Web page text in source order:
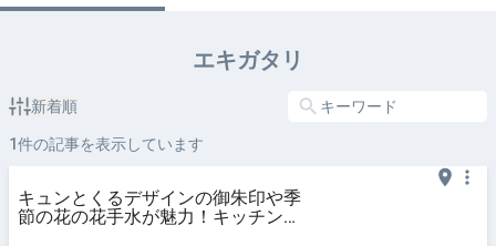
エキガタリ
新着順
1件の記事を表示しています
キュンとくるデザインの御朱印や季
節の花の花手水が魅力！キッチンカ